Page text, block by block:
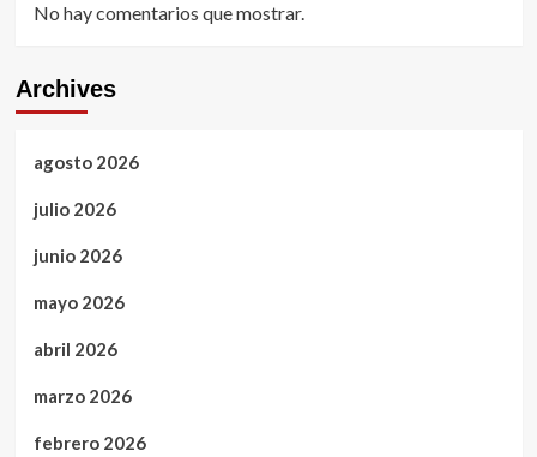
No hay comentarios que mostrar.
Archives
agosto 2026
julio 2026
junio 2026
mayo 2026
abril 2026
marzo 2026
febrero 2026